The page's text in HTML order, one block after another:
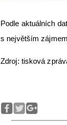
Podle aktuálních
s největším
Zdroj: tisková